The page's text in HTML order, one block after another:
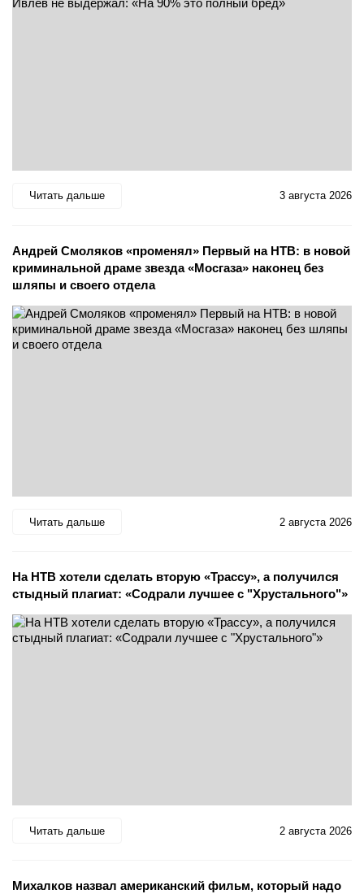
Читать дальше 3 августа 2026
Андрей Смоляков «променял» Первый на НТВ: в новой
криминальной драме звезда «Мосгаза» наконец без
шляпы и своего отдела
Читать дальше 2 августа 2026
На НТВ хотели сделать вторую «Трассу», а получился
стыдный плагиат: «Содрали лучшее с "Хрустального"»
Читать дальше 2 августа 2026
Михалков назвал американский фильм, который надо